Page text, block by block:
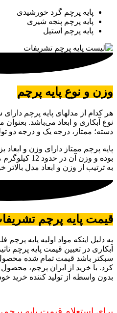
پایه پرچم گرد خورشیدی
پایه پرچم پنجه شیری
پایه پرچم استیل
وزن و نوع پایه پرچم
هر کدام از مدلهای پایه پرچم
نوع آبکاری و ابعاد می‌باشد.
دسته؛ ممتاز، درجه یک و درجه دو
پایه پرچم ممتاز دارای وزن و ابعاد
بوده و وزن آن
به ترتیب از وزن و ابعاد مدل
قیمت پایه پرچم
به دلیل اینکه مواد اولیه پایه پرچم
آبکاری در تعیین قیمت پایه پرچم
سبکتر باشد قیمت تمام شده محصول
کرد. با خرید از ایران پرچم،
بدون واسطه از تولید کننده خرید